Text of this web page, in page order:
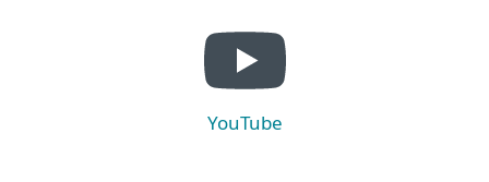
YouTube